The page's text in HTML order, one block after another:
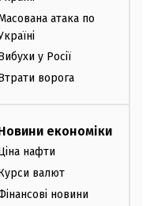
атака по
у Росії
ворога
економіки
нафти
валют
новини